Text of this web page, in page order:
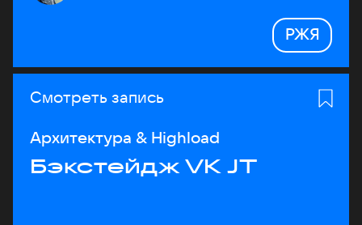
РЖЯ
Смотреть запись
Архитектура & Highload
Бэкстейдж VK JT